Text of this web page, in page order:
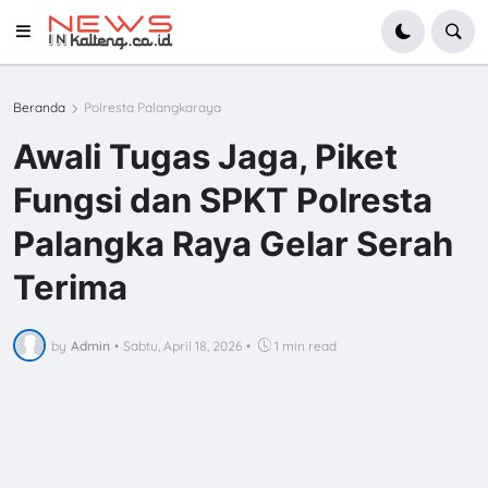
Beranda Polresta Palangkaraya
Awali Tugas Jaga, Piket
Fungsi dan SPKT Polresta
Palangka Raya Gelar Serah
Terima
by Admin • Sabtu, April 18, 2026 • 1 min read